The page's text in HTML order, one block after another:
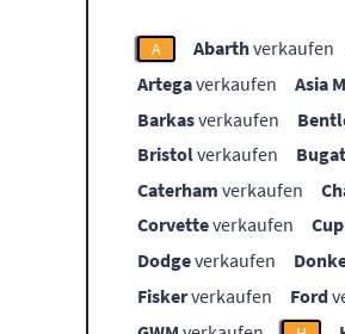
A Abarthverkaufen
Artegaverkaufen Asia
Barkasverkaufen
Bristolverkaufen
Caterham verkaufen
Corvetteverkaufen
Dodgeverkaufen
Fiskerverkaufen Ford